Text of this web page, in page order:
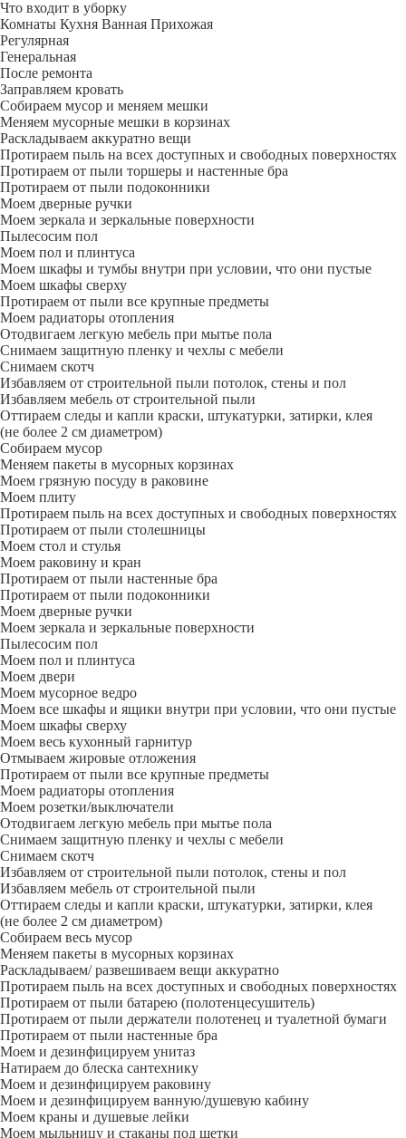
Что входит в уборку
Регу­лярная
Гене­ральная
После ремонта
Заправляем кровать
Собираем мусор и меняем мешки
Меняем мусорные мешки в корзинах
Раскладываем аккуратно вещи
Протираем пыль на всех доступных и свободных поверхностях
Протираем от пыли торшеры и настенные бра
Протираем от пыли подоконники
Моем дверные ручки
Моем зеркала и зеркальные поверхности
Пылесосим пол
Моем пол и плинтуса
Моем шкафы и тумбы внутри при условии, что они пустые
Моем шкафы сверху
Протираем от пыли все крупные предметы
Моем радиаторы отопления
Отодвигаем легкую мебель при мытье пола
Снимаем защитную пленку и чехлы с мебели
Снимаем скотч
Избавляем от строительной пыли потолок, стены и пол
Избавляем мебель от строительной пыли
Оттираем следы и капли краски, штукатурки, затирки, клея
(не более 2 см диаметром)
Собираем мусор
Меняем пакеты в мусорных корзинах
Моем грязную посуду в раковине
Моем плиту
Протираем пыль на всех доступных и свободных поверхностях
Протираем от пыли столешницы
Моем стол и стулья
Моем раковину и кран
Протираем от пыли настенные бра
Протираем от пыли подоконники
Моем дверные ручки
Моем зеркала и зеркальные поверхности
Пылесосим пол
Моем пол и плинтуса
Моем двери
Моем мусорное ведро
Моем все шкафы и ящики внутри при условии, что они пустые
Моем шкафы сверху
Моем весь кухонный гарнитур
Отмываем жировые отложения
Протираем от пыли все крупные предметы
Моем радиаторы отопления
Моем розетки/выключатели
Отодвигаем легкую мебель при мытье пола
Снимаем защитную пленку и чехлы с мебели
Снимаем скотч
Избавляем от строительной пыли потолок, стены и пол
Избавляем мебель от строительной пыли
Оттираем следы и капли краски, штукатурки, затирки, клея
(не более 2 см диаметром)
Собираем весь мусор
Меняем пакеты в мусорных корзинах
Раскладываем/ развешиваем вещи аккуратно
Протираем пыль на всех доступных и свободных поверхностях
Протираем от пыли батарею (полотенцесушитель)
Протираем от пыли держатели полотенец и туалетной бумаги
Протираем от пыли настенные бра
Моем и дезинфицируем унитаз
Натираем до блеска сантехнику
Моем и дезинфицируем раковину
Моем и дезинфицируем ванную/душевую кабину
Моем краны и душевые лейки
Моем мыльницу и стаканы под щетки